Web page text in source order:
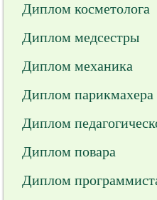
Диплом косметолога
Диплом медсестры
Диплом механика
Диплом парикмахера
Диплом
Диплом повара
Диплом